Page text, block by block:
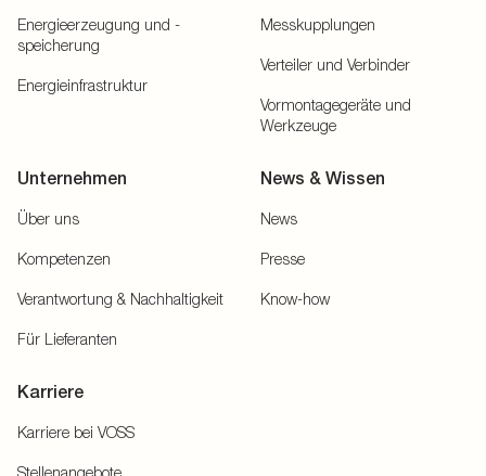
Energieerzeugung und -
speicherung
Energieinfrastruktur
Messkupplungen
Verteiler und Verbinder
Vormontagegeräte und
Werkzeuge
Unternehmen
Über uns
Kompetenzen
Verantwortung & Nachhaltigkeit
Für Lieferanten
News & Wissen
News
Presse
Know-how
Karriere
Karriere bei VOSS
Stellenangebote